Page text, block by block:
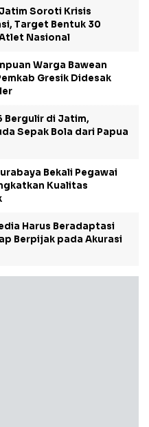
Soroti Krisis
Target Bentuk 30
Nasional
Warga Bawean
Gresik Didesak
Bergulir di Jatim,
Sepak Bola dari Papua
Bekali Pegawai
Kualitas
Harus Beradaptasi
Berpijak pada Akurasi